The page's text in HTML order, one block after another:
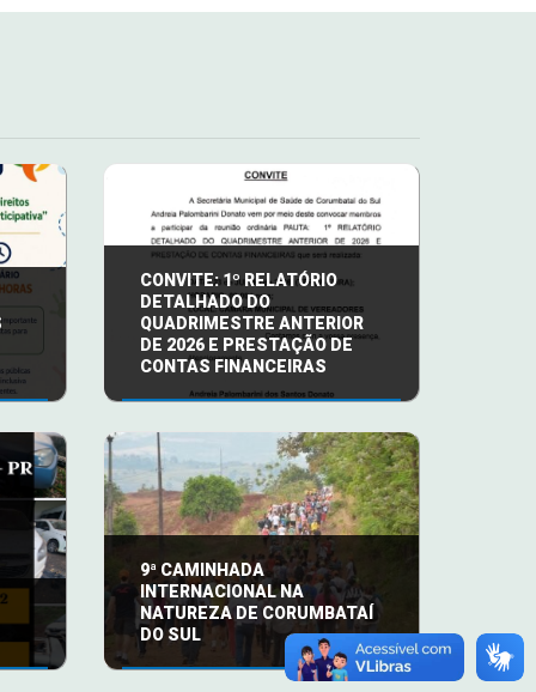
DE CORUMBATAÍ DO
CONVITE: 1º RELATÓRIO
DETALHADO DO
QUADRIMESTRE ANTERIOR
DE 2026 E PRESTAÇÃO DE
CONTAS FINANCEIRAS
9ª CAMINHADA
INTERNACIONAL NA
NATUREZA DE CORUMBATAÍ
DO SUL